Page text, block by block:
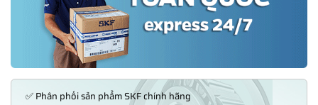
✅ Phân phối sản phẩm SKF chính hãng